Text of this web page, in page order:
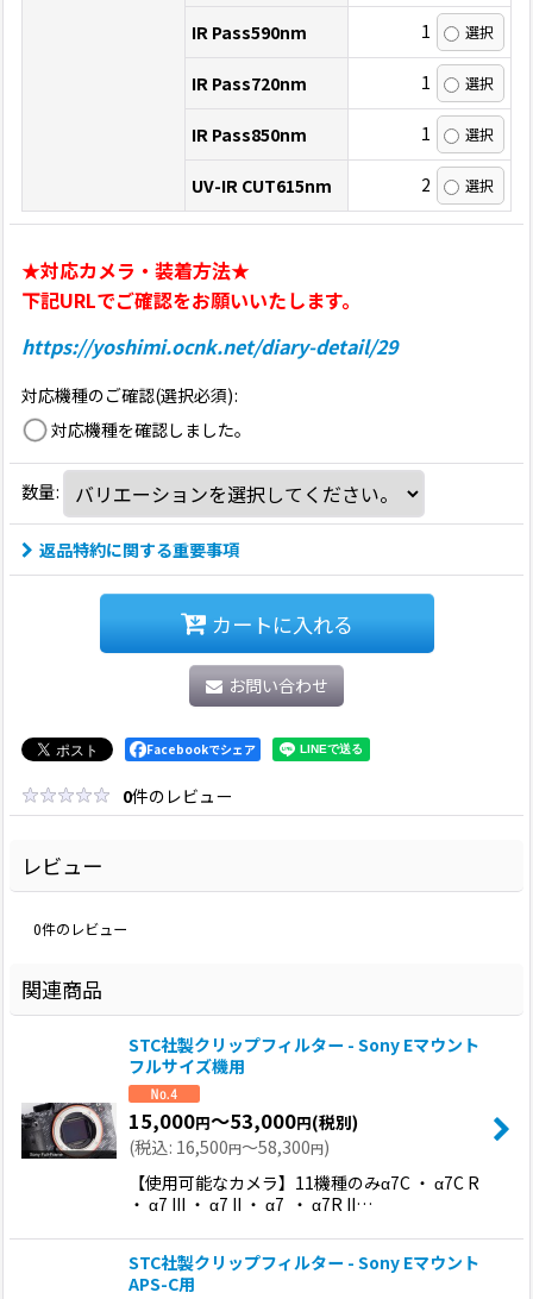
IR Pass590nm 1
IR Pass720nm 1
IR Pass850nm 1
UV-IR CUT615nm 2
★対応カメラ・装着方法★
下記URLでご確認をお願いいたします。
https://yoshimi.ocnk.net/diary-detail/29
対応機種のご確認(選択必須):
対応機種を確認しました。
数量:
返品特約に関する重要事項
カートに入れる
お問い合わせ
Facebookでシェア
0件のレビュー
レビュー
0件のレビュー
関連商品
STC社製クリップフィルター - Sony Eマウント
フルサイズ機用
15,000円～53,000円(税別)
(税込: 16,500円～58,300円)
【使用可能なカメラ】11機種のみα7C ・ α7C R
・ α7 III ・ α7 II ・ α7 ・ α7R II…
STC社製クリップフィルター - Sony Eマウント
APS-C用